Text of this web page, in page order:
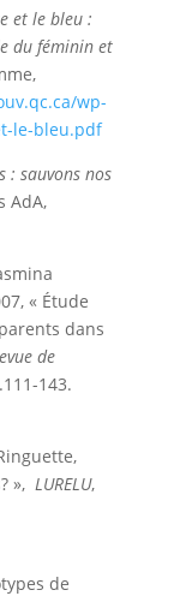
et le bleu :
du féminin et
wp-
le-bleu.pdf
: sauvons nos
AdA,
« Étude
dans
de
143.
», LURELU,
de